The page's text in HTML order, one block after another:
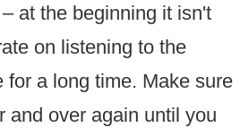
at the beginning it isn't
on listening to the
for a long time. Make sure
and over again until you